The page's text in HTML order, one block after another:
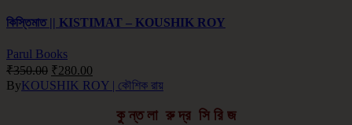
কিস্তিমাত || KISTIMAT – KOUSHIK ROY
Parul Books
₹350.00 ₹280.00
ByKOUSHIK ROY | কৌশিক রায়
কু ন্ত লা রু দ্র সি রি জ